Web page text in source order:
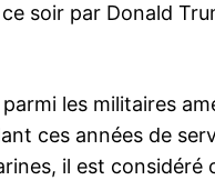
soir par Donald
les militaires
ces années de
il est considéré